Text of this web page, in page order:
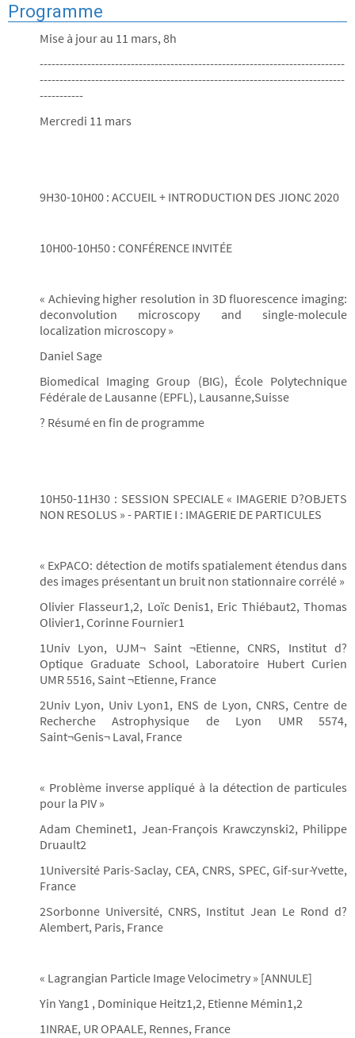
Programme
Mise à jour au 11 mars, 8h
-----------------------------------------------------------------------------
-----------------------------------------------------------------------------
-----------
Mercredi 11 mars
9H30-10H00 : ACCUEIL + INTRODUCTION DES JIONC 2020
10H00-10H50 : CONFÉRENCE INVITÉE
« Achieving higher resolution in 3D fluorescence imaging:
deconvolution microscopy and single-molecule
localization microscopy »
Daniel Sage
Biomedical Imaging Group (BIG), École Polytechnique
Fédérale de Lausanne (EPFL), Lausanne,Suisse
? Résumé en fin de programme
10H50-11H30 : SESSION SPECIALE « IMAGERIE D?OBJETS
NON RESOLUS » - PARTIE I : IMAGERIE DE PARTICULES
« ExPACO: détection de motifs spatialement étendus dans
des images présentant un bruit non stationnaire corrélé »
Olivier Flasseur1,2, Loïc Denis1, Eric Thiébaut2, Thomas
Olivier1, Corinne Fournier1
1Univ Lyon, UJM¬ Saint ¬Etienne, CNRS, Institut d?
Optique Graduate School, Laboratoire Hubert Curien
UMR 5516, Saint ¬Etienne, France
2Univ Lyon, Univ Lyon1, ENS de Lyon, CNRS, Centre de
Recherche Astrophysique de Lyon UMR 5574,
Saint¬Genis¬ Laval, France
« Problème inverse appliqué à la détection de particules
pour la PIV »
Adam Cheminet1, Jean-François Krawczynski2, Philippe
Druault2
1Université Paris-Saclay, CEA, CNRS, SPEC, Gif-sur-Yvette,
France
2Sorbonne Université, CNRS, Institut Jean Le Rond d?
Alembert, Paris, France
« Lagrangian Particle Image Velocimetry » [ANNULE]
Yin Yang1 , Dominique Heitz1,2, Etienne Mémin1,2
1INRAE, UR OPAALE, Rennes, France